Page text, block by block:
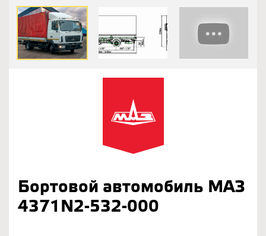
Бортовой автомобиль МАЗ
4371N2-532-000